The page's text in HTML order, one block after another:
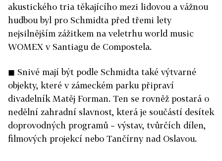
akustického tria těkajícího mezi lidovou a vážnou
hudbou byl pro Schmidta před třemi lety
nejsilnějším zážitkem na veletrhu world music
WOMEX v Santiagu de Compostela.
◼ Snivé mají být podle Schmidta také výtvarné
objekty, které v zámeckém parku připraví
divadelník Matěj Forman. Ten se rovněž postará o
nedělní zahradní slavnost, která je součástí desítek
doprovodných programů – výstav, tvůrčích dílen,
filmových projekcí nebo Tančírny nad Oslavou.